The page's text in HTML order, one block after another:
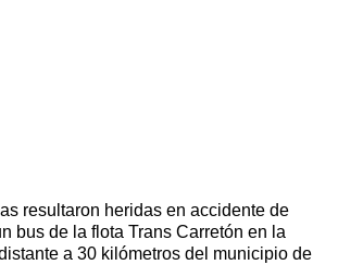
resultaron heridas en accidente de
bus de la flota Trans Carretón en la
a 30 kilómetros del municipio de